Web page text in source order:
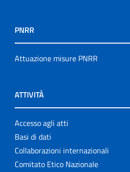
PNRR
Attuazione misure PNRR
ATTIVITÀ
Accesso agli atti
Basi di dati
Collaborazioni internazionali
Comitato Etico Nazionale